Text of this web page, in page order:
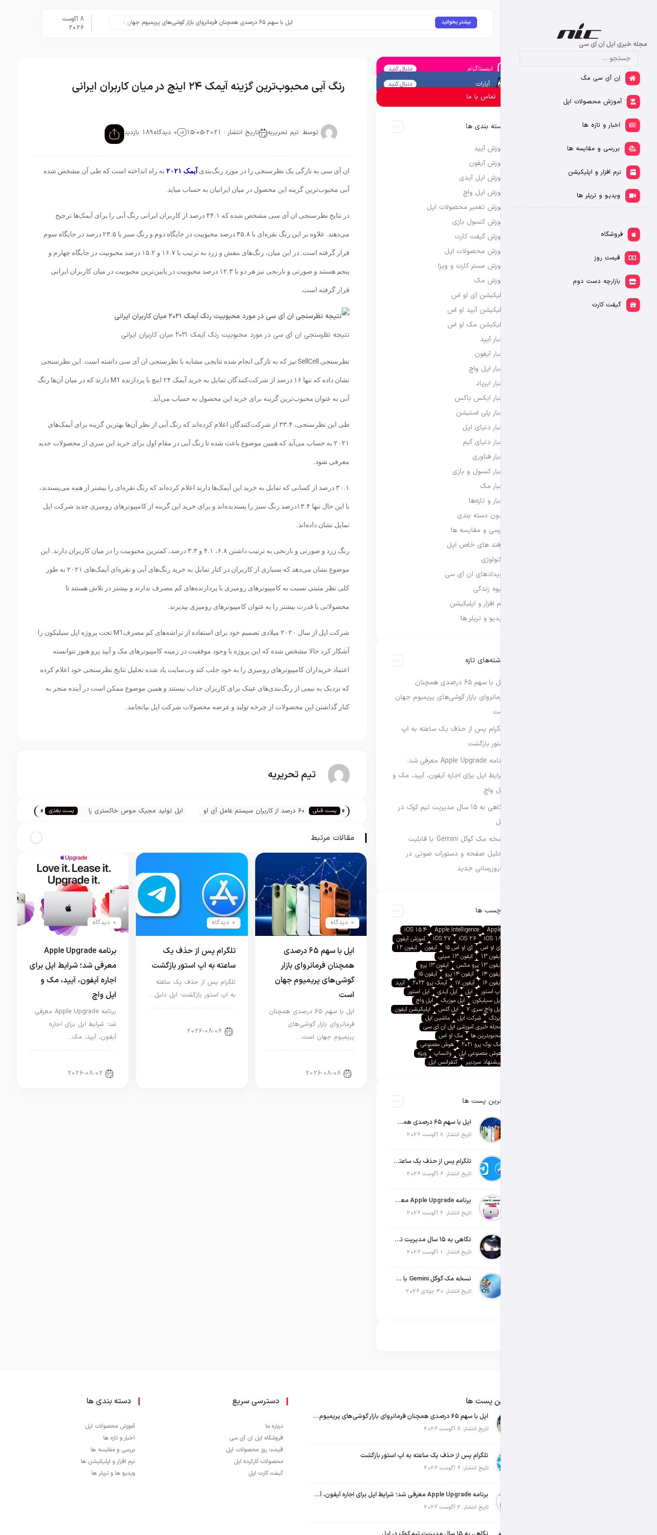
مجله خبری اپل اِن آی سی
اِن آی سی مگ
آموزش محصولات اپل
اخبار و تازه ها
بررسی و مقایسه ها
نرم افزار و اپلیکیشن
ویدیو و تریلر ها
فروشگاه
قیمت روز
بازارچه دست دوم
گیفت کارت
بیشتر بخوانید اپل با سهم ۶۵ درصدی همچنان فرمانروای بازار گوشی‌های پریمیوم جهان است تلگرام پس از حذف یک ساعته به اپ استور
8 آگوست
2026
رنگ آبی محبوب‌ترین گزینه آیمک ۲۴ اینچ در میان کاربران ایرانی
توسط :تیم تحریریه تاریخ انتشار : 2021-05-15 0 دیدگاه 189 بازدید
ان آی سی به تازگی یک نظرسنجی را در مورد رنگ‌بندی آیمک ۲۰۲۱ به راه انداخته است که طی آن مشخص شده
آبی محبوب‌ترین گزینه این محصول در میان ایرانیان به حساب میاید.
در نتایج نظرسنجی ان آی سی مشخص شده که ۴۴.۱ درصد از کاربران ایرانی رنگ آبی را برای آیمک‌ها ترجیح
می‌دهند. علاوه بر این رنگ نقره‌ای با ۳۵.۸ درصد محبوبیت در جایگاه دوم و رنگ سبز با ۲۳.۵ درصد در جایگاه سوم
قرار گرفته است. در این میان، رنگ‌های بنفش و زرد به ترتیب با ۱۶.۷ و ۱۵.۲ درصد محبوبیت در جایگاه چهارم و
پنجم هستند و صورتی و نارنجی نیز هر دو با ۱۲.۳ درصد محبوبیت در پایین‌ترین محبوبیت در میان کاربران ایرانی
قرار گرفته است.
نتیجه نظرسنجی ان آی سی در مورد محبوبیت رنگ آیمک ۲۰۲۱ میان کاربران ایرانی
نظرسنجی SellCell نیز که به تازگی انجام شده نتایجی مشابه با نظرسنجی ان آی سی داشته است. این نظرسنجی
نشان داده که تنها ۱۶ درصد از شرکت‌کنندگان تمایل به خرید آیمک ۲۴ اینچ با پردازنده M1 دارند که در میان آن‌ها رنگ
آبی به عنوان محبوب‌ترین گزینه برای خرید این محصول به حساب می‌آید.
طی این نظرسنجی، ۳۳.۴ از شرکت‌کنندگان اعلام کرده‌اند که رنگ آبی از نظر آن‌ها بهترین گزینه برای آیمک‌های
۲۰۲۱ به حساب می‌آید که همین موضوع باعث شده تا رنگ آبی در مقام اول برای خرید این سری از محصولات جدید
معرفی شود.
۳۰.۱ درصد از کسانی که تمایل به خرید این آیمک‌ها دارند اعلام کرده‌اند که رنگ نقره‌ای را بیشتر از همه می‌پسندند،
با این حال تنها ۱۳.۴درصد رنگ سبز را پسندیده‌اند و برای خرید این گزینه از کامپیوترهای رومیزی جدید شرکت اپل
تمایل نشان داده‌اند.
رنگ زرد و صورتی و نارنجی به ترتیب داشتن ۶.۸، ۴.۱ و ۳.۳ درصد، کمترین محبوبیت را در میان کاربران دارند. این
موضوع نشان می‌دهد که بسیاری از کاربران در کنار تمایل به خرید رنگ‌های آبی و نقره‌ای آیمک‌های ۲۰۲۱ به طور
کلی نظر مثبتی نسبت به کامپیوترهای رومیزی با پردازنده‌های کم مصرف ندارند و بیشتر در تلاش هستند تا
محصولاتی با قدرت بیشتر را به عنوان کامپیوترهای رومیزی بپذیرند.
شرکت اپل از سال ۲۰۲۰ میلادی تصمیم خود برای استفاده از تراشه‌های کم مصرفM1 تحت پروژه‌ اپل سیلیکون را
آشکار کرد حالا مشخص شده که این پروژه با وجود موفقیت در زمینه کامپیوترهای مک و آیپد پرو هنوز نتوانسته
اعتماد خریداران کامپیوترهای رومیزی را به خود جلب کند وب‌سایت یاد شده تحلیل نتایج نظرسنجی خود اعلام کرده
که نزدیک به نیمی از رنگ‌بندی‌های عینک برای کاربران جذاب نیستند و همین موضوع ممکن است در آینده منجر به
کنار گذاشتن این محصولات از چرخه تولید و عرضه محصولات شرکت اپل بیانجامد.
تیم تحریریه
« پست قبلی
۶۰ درصد از کاربران سیستم عامل آی او
اپل تولید مجیک موس خاکستری را
پست بعدی »
مقالات مرتبط
0 دیدگاه
اپل با سهم ۶۵ درصدی
همچنان فرمانروای بازار
گوشی‌های پریمیوم جهان
است
اپل با سهم ۶۵ درصدی همچنان
فرمانروای بازار گوشی‌های
پریمیوم جهان است…
2026-08-08
0 دیدگاه
تلگرام پس از حذف یک
ساعته به اپ استور بازگشت
تلگرام پس از حذف یک ساعته
به اپ استور بازگشت؛ اپل دلیل…
2026-08-06
0 دیدگاه
برنامه Apple Upgrade
معرفی شد؛ شرایط اپل برای
اجاره آیفون، آیپد، مک و
اپل واچ
برنامه Apple Upgrade معرفی
شد؛ شرایط اپل برای اجاره
آیفون، آیپد، مک…
2026-08-02
اینستاگرام دنبال کنید
آپارات دنبال کنید
تماس با ما
دسته بندی ها
آموزش آیپد
آموزش آیفون
آموزش اپل آیدی
آموزش اپل واچ
آموزش تعمیر محصولات اپل
آموزش کنسول بازی
آموزش گیفت کارت
آموزش محصولات اپل
آموزش مستر کارت و ویزا
آموزش مک
اپلیکیشن آی او اس
اپلیکیشن آیپد او اس
اپلیکیشن مک او اس
اخبار آیپد
اخبار آیفون
اخبار اپل واچ
اخبار ایرپاد
اخبار ایکس باکس
اخبار پلی استیشن
اخبار دنیای اپل
اخبار دنیای گیم
اخبار فناوری
اخبار کنسول و بازی
اخبار مک
اخبار و تازه‌ها
بدون دسته بندی
بررسی و مقایسه ها
ترفند های خاص اپل
تکنولوژی
رویدادهای ان آی سی
شیوه زندگی
نرم افزار و اپلیکیشن
ویدیو و تریلر ها
نوشته‌های تازه
اپل با سهم ۶۵ درصدی همچنان
فرمانروای بازار گوشی‌های پریمیوم جهان
است
تلگرام پس از حذف یک ساعته به اپ
استور بازگشت
برنامه Apple Upgrade معرفی شد؛
شرایط اپل برای اجاره آیفون، آیپد، مک و
اپل واچ
نگاهی به ۱۵ سال مدیریت تیم کوک در
اپل
نسخه مک گوگل Gemini با قابلیت
تحلیل صفحه و دستورات صوتی در
به‌روزرسانی جدید
برچسب ها
Apple
Apple Intelligence
iOS 15.4
iOS 18
iOS 26
iOS 27
آموزش آیفون
آی او اس
آی او اس ۱۵ آیفون
آیفون 12
آیفون 13
آیفون 13 مینی
آیفون 13 پرو مکس
آیفون ۱۳ پرو
آیفون ۱۴
آیفون ۱۴ پرو
آیفون ۱۵
آیفون ۱۶
آیفون ۱۷ آیمک پرو ۲۰۲۲
آیپد
اپ استور
اپل اپل آیدی
اپل استور
اپل سیلیکون
اپل موزیک
اپل واچ
اپل واچ سری ۷
اپل گلس
اپلیکیشن آیفون
ایرتگ
شرکت اپل
ماشین اپل
مجله خبری آموزشی اپل ان آی سی
محبوبترین ها
مک او اس
مک بوک پرو ۲۰۲۱
هوش مصنوعی
هوش مصنوعی اپل
واتساپ
ویژه
پیشنهاد سردبیر
کنفرانس اپل
آخرین پست ها
اپل با سهم ۶۵ درصدی همچنان فرمانروای بازار گوشی‌های پریمیوم جهان است
تاریخ انتشار: 8 آگوست 2026
تلگرام پس از حذف یک ساعته به اپ استور بازگشت
تاریخ انتشار: 6 آگوست 2026
برنامه Apple Upgrade معرفی شد؛ شرایط اپل برای اجاره آیفون، آیپد، مک و اپل واچ
تاریخ انتشار: 2 آگوست 2026
نگاهی به ۱۵ سال مدیریت تیم کوک در اپل
تاریخ انتشار: 1 آگوست 2026
نسخه مک گوگل Gemini با قابلیت تحلیل صفحه و دستورات صوتی در به‌روزرسانی جدید
تاریخ انتشار: 30 جولای 2026
آخرین پست ها
اپل با سهم ۶۵ درصدی همچنان فرمانروای بازار گوشی‌های پریمیوم جهان است
تاریخ انتشار: 8 آگوست 2026
تلگرام پس از حذف یک ساعته به اپ استور بازگشت
تاریخ انتشار: 6 آگوست 2026
برنامه Apple Upgrade معرفی شد؛ شرایط اپل برای اجاره آیفون، آیپد، مک و اپل واچ
تاریخ انتشار: 2 آگوست 2026
دسترسی سریع
درباره ما
فروشگاه اپل اِن آی سی
قیمت روز محصولات اپل
محصولات کارکرده اپل
گیفت کارت اپل
دسته بندی ها
آموزش محصولات اپل
اخبار و تازه ها
بررسی و مقایسه ها
نرم افزار و اپلیکیشن ها
ویدیو ها و تریلر ها